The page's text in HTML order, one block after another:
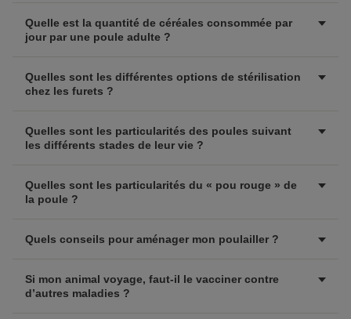
Quelle est la quantité de céréales consommée par
jour par une poule adulte ?
Quelles sont les différentes options de stérilisation
chez les furets ?
Quelles sont les particularités des poules suivant
les différents stades de leur vie ?
Quelles sont les particularités du « pou rouge » de
la poule ?
Quels conseils pour aménager mon poulailler ?
Si mon animal voyage, faut-il le vacciner contre
d’autres maladies ?